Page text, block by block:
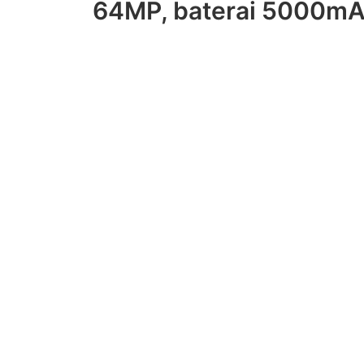
64MP, baterai